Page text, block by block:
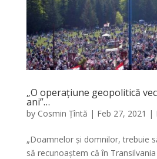
„O operațiune geopolitică
ani”…
by Cosmin Țîntă | Feb 27, 2021 |
„Doamnelor și domnilor, trebuie
să recunoaștem că în